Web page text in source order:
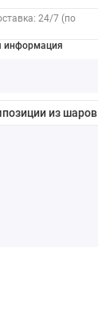
24/7 (по
информация
из шаров